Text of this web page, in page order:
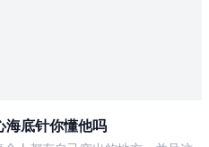
海底针你懂他吗